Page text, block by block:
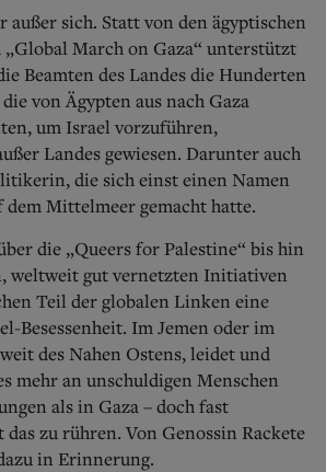
Start
Wer wir sind
Aktuelle Ausgabe
Abonnenten-Login
Abonnent werden
Abo Prämien
Archiv
Mediadaten
Berlin-Brandenburg
Schlesien
und Westpreußen
Bücher
Kontakt
Impressum
Datenschutz
außer sich. Statt von den ägyptischen
March on Gaza“ unterstützt
Beamten des Landes die Hunderten
von Ägypten aus nach Gaza
um Israel vorzuführen,
Landes gewiesen. Darunter auch
die sich einst einen Namen
dem Mittelmeer gemacht hatte.
die „Queers for Palestine“ bis hin
weltweit gut vernetzten Initiativen
Teil der globalen Linken eine
Besessenheit. Im Jemen oder im
des Nahen Ostens, leidet und
mehr an unschuldigen Menschen
als in Gaza – doch fast
zu rühren. Von Genossin Rackete
in Erinnerung.